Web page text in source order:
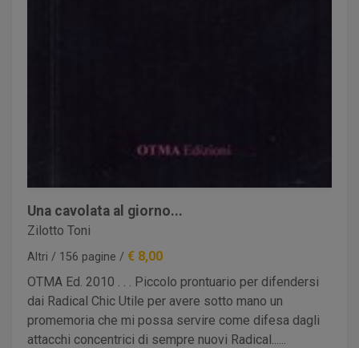
Una cavolata al giorno...
Zilotto Toni
Altri / 156 pagine /€ 8,00
OTMA Ed. 2010 . . . Piccolo prontuario per difendersi
dai Radical Chic Utile per avere sotto mano un
promemoria che mi possa servire come difesa dagli
attacchi concentrici di sempre nuovi Radical......